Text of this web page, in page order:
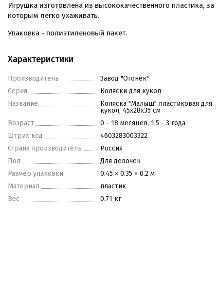
Игрушка изготовлена из высококачественного пластика, за
которым легко ухаживать.
Упаковка - полиэтиленовый пакет.
Характеристики
Производитель
Завод "Огонек"
Серия
Коляски для кукол
Название
Коляска "Малыш" пластиковая для
кукол, 45х28х35 см
Возраст
0 - 18 месяцев, 1,5 - 3 года
Штрих код
4603283003322
Страна производитель
Россия
Пол
Для девочек
Размер упаковки
0.45 × 0.35 × 0.2 м
Материал
пластик
Вес
0.71 кг